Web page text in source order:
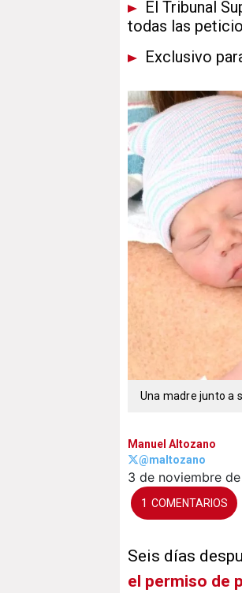
El Tribunal
todas las
Exclusivo
Una madre junto a
Manuel Altozano
@maltozano
3 de noviembre
1
Seis días
el permiso de